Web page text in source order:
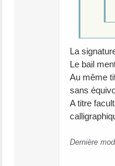
La
Le bail
Au même
sans
A titre
Dernière